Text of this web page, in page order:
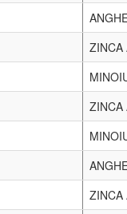
seniori (1 mai
de Ovidiu
George Minoiu
Anghel locul III,
George Emilian
locul III.
internaționale
ZINCA